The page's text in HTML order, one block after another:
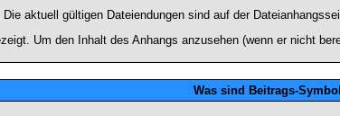
aktuell gültigen Dateiendungen sind auf der
Um den Inhalt des Anhangs anzusehen (wenn er nicht
Was sind Beitrags-